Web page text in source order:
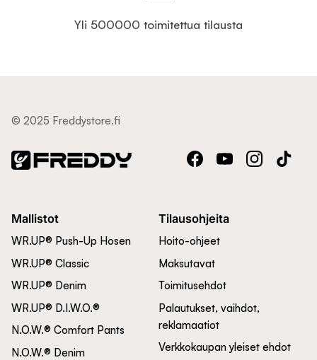
Yli 500000 toimitettua tilausta
© 2025 Freddystore.fi
FacebookYouTubeInstagramTikTok
Mallistot
WR.UP® Push-Up Hosen
WR.UP® Classic
WR.UP® Denim
WR.UP® D.I.W.O.®
N.O.W.® Comfort Pants
N.O.W.® Denim
Tilausohjeita
Hoito-ohjeet
Maksutavat
Toimitusehdot
Palautukset, vaihdot,
reklamaatiot
Verkkokaupan yleiset ehdot